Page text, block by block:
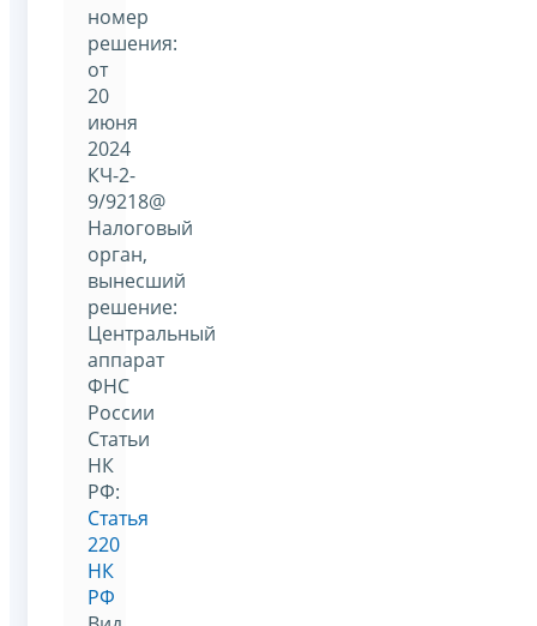
номер
решения:
от
20
июня
2024
КЧ-2-
9/9218@
Налоговый
орган,
вынесший
решение:
Центральный
аппарат
ФНС
России
Статьи
НК
РФ:
Статья
220
НК
РФ